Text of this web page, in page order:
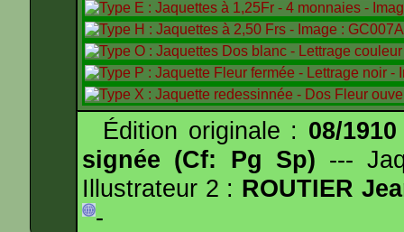
Édition originale : 08/1910
signée (Cf: Pg Sp) ---
Illustrateur 2 : ROUTIER
-